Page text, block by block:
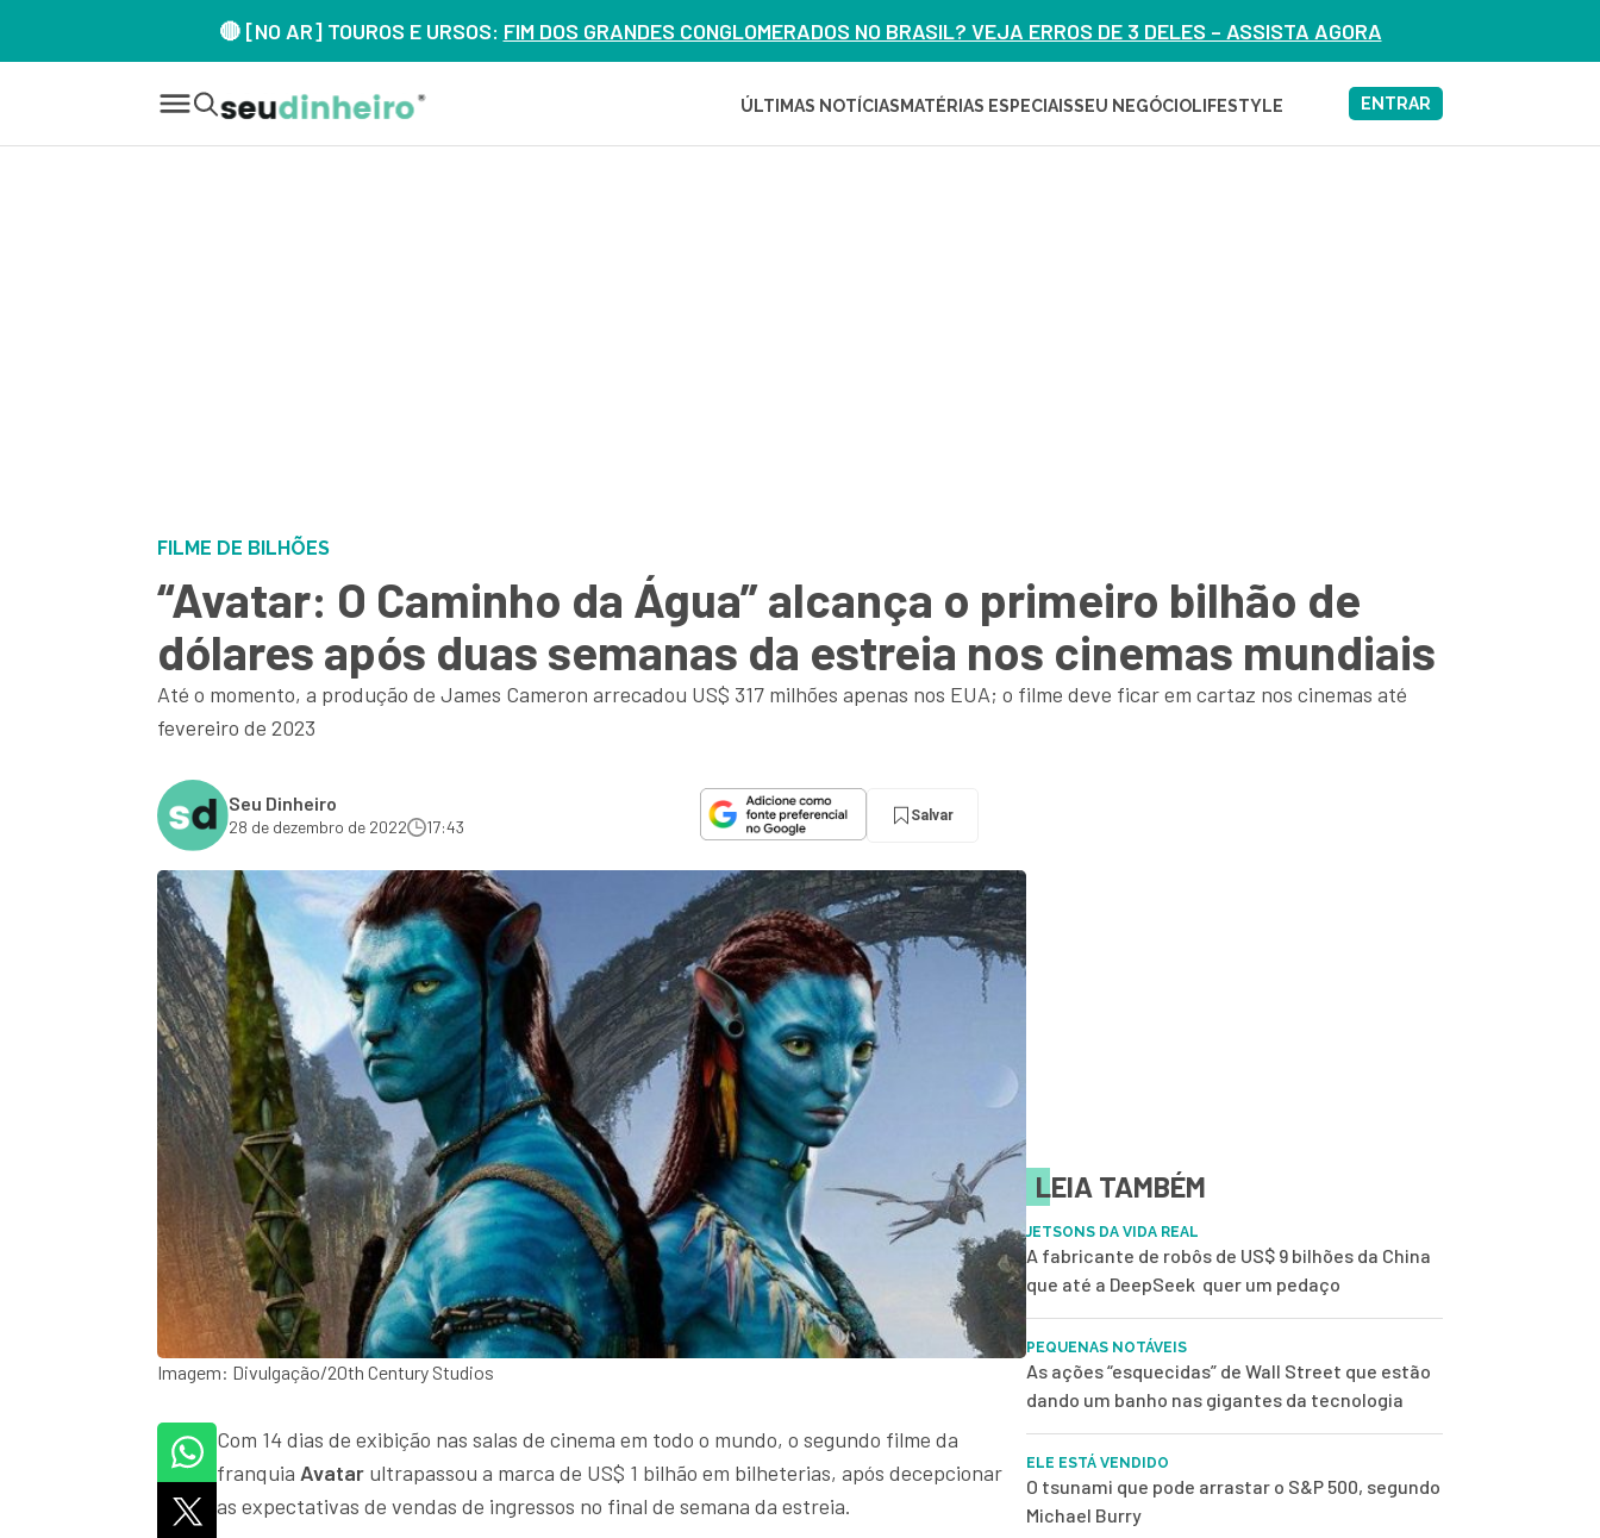
🔴 [NO AR] TOUROS E URSOS: FIM DOS GRANDES CONGLOMERADOS NO BRASIL? VEJA ERROS DE 3 DELES – ASSISTA AGORA
ÚLTIMAS NOTÍCIAS MATÉRIAS ESPECIAISSEU NEGÓCIOLIFESTYLE ENTRAR
FILME DE BILHÕES
“Avatar: O Caminho da Água” alcança o primeiro bilhão de
dólares após duas semanas da estreia nos cinemas mundiais
Até o momento, a produção de James Cameron arrecadou US$ 317 milhões apenas nos EUA; o filme deve ficar em cartaz nos cinemas até
fevereiro de 2023
Seu Dinheiro
28 de dezembro de 2022 17:43
Salvar
Imagem: Divulgação/20th Century Studios
Com 14 dias de exibição nas salas de cinema em todo o mundo, o segundo filme da
franquia Avatar ultrapassou a marca de US$ 1 bilhão em bilheterias, após decepcionar
as expectativas de vendas de ingressos no final de semana da estreia.
LEIA TAMBÉM
JETSONS DA VIDA REAL
A fabricante de robôs de US$ 9 bilhões da China
que até a DeepSeek quer um pedaço
PEQUENAS NOTÁVEIS
As ações “esquecidas” de Wall Street que estão
dando um banho nas gigantes da tecnologia
ELE ESTÁ VENDIDO
O tsunami que pode arrastar o S&P 500, segundo
Michael Burry